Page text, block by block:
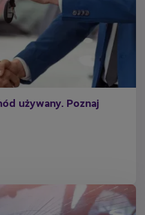
używany. Poznaj